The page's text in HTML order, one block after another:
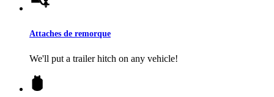
Attaches de remorque
We'll put a trailer hitch on any vehicle!